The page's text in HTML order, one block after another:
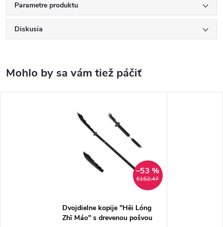
Parametre produktu
Diskusia
€152,47
–53 %
Dvojdielne kopije "Hēi Lóng
Zhī Máo" s drevenou pošvou